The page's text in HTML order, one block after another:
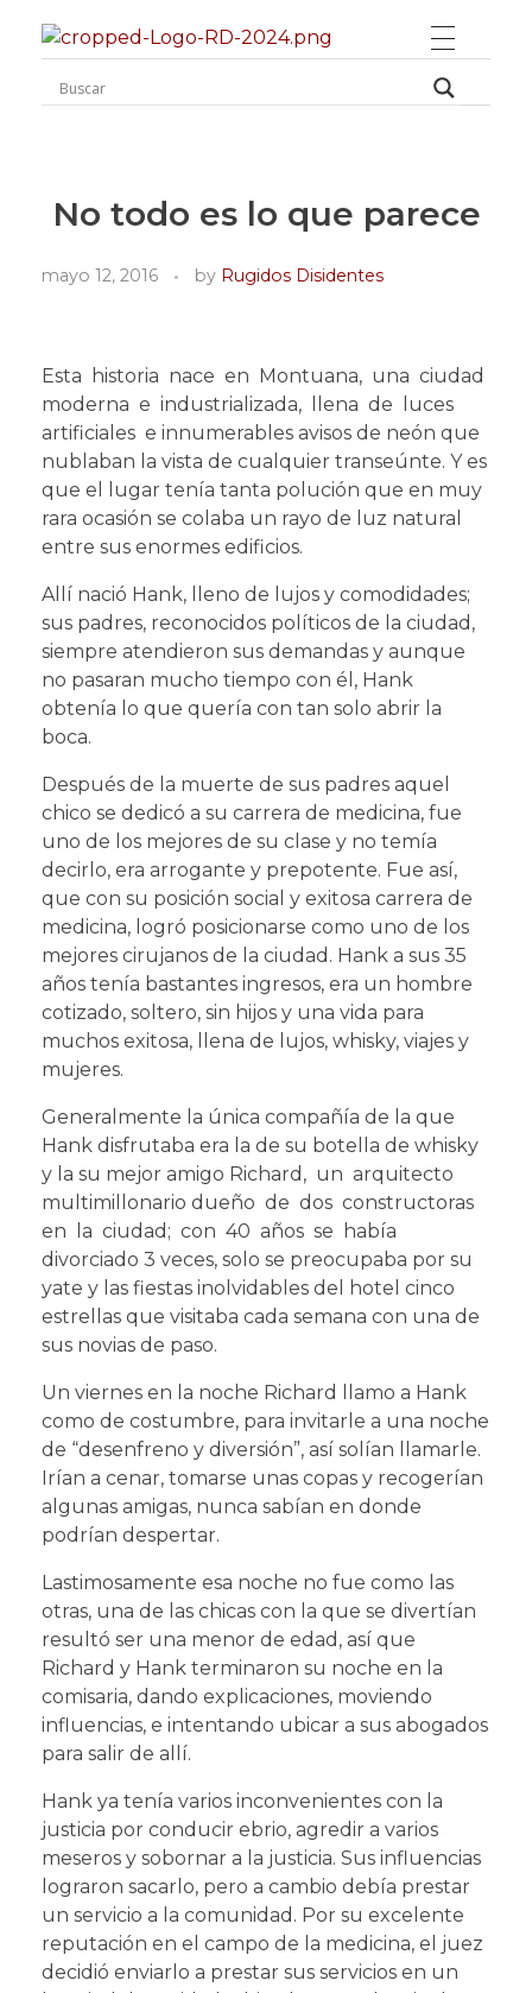
Rugidos Disidentes
Bogotá - Colombia | ISSN 2619-5569
No todo es lo que parece
mayo 12, 2016 by Rugidos Disidentes
Esta historia nace en Montuana, una ciudad
moderna e industrializada, llena de luces
artificiales e innumerables avisos de neón que
nublaban la vista de cualquier transeúnte. Y es
que el lugar tenía tanta polución que en muy
rara ocasión se colaba un rayo de luz natural
entre sus enormes edificios.
Allí nació Hank, lleno de lujos y comodidades;
sus padres, reconocidos políticos de la ciudad,
siempre atendieron sus demandas y aunque
no pasaran mucho tiempo con él, Hank
obtenía lo que quería con tan solo abrir la
boca.
Después de la muerte de sus padres aquel
chico se dedicó a su carrera de medicina, fue
uno de los mejores de su clase y no temía
decirlo, era arrogante y prepotente. Fue así,
que con su posición social y exitosa carrera de
medicina, logró posicionarse como uno de los
mejores cirujanos de la ciudad. Hank a sus 35
años tenía bastantes ingresos, era un hombre
cotizado, soltero, sin hijos y una vida para
muchos exitosa, llena de lujos, whisky, viajes y
mujeres.
Generalmente la única compañía de la que
Hank disfrutaba era la de su botella de whisky
y la su mejor amigo Richard, un arquitecto
multimillonario dueño de dos constructoras
en la ciudad; con 40 años se había
divorciado 3 veces, solo se preocupaba por su
yate y las fiestas inolvidables del hotel cinco
estrellas que visitaba cada semana con una de
sus novias de paso.
Un viernes en la noche Richard llamo a Hank
como de costumbre, para invitarle a una noche
de “desenfreno y diversión”, así solían llamarle.
Irían a cenar, tomarse unas copas y recogerían
algunas amigas, nunca sabían en donde
podrían despertar.
Lastimosamente esa noche no fue como las
otras, una de las chicas con la que se divertían
resultó ser una menor de edad, así que
Richard y Hank terminaron su noche en la
comisaria, dando explicaciones, moviendo
influencias, e intentando ubicar a sus abogados
para salir de allí.
Hank ya tenía varios inconvenientes con la
justicia por conducir ebrio, agredir a varios
meseros y sobornar a la justicia. Sus influencias
lograron sacarlo, pero a cambio debía prestar
un servicio a la comunidad. Por su excelente
reputación en el campo de la medicina, el juez
decidió enviarlo a prestar sus servicios en un